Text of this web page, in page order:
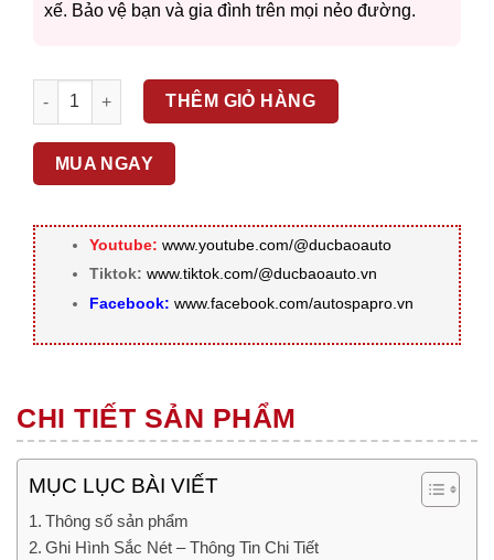
xế. Bảo vệ bạn và gia đình trên mọi nẻo đường.
Camera hành trình VIETMAP SPEEDMAP M2 số lượng
THÊM GIỎ HÀNG
MUA NGAY
Youtube: www.youtube.com/@ducbaoauto
Tiktok: www.tiktok.com/@ducbaoauto.vn
Facebook: www.facebook.com/autospapro.vn
CHI TIẾT SẢN PHẨM
MỤC LỤC BÀI VIẾT
Thông số sản phẩm
Ghi Hình Sắc Nét – Thông Tin Chi Tiết